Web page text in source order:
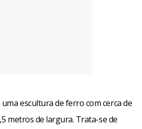
uma escultura de ferro com cerca de
metros de largura. Trata-se de